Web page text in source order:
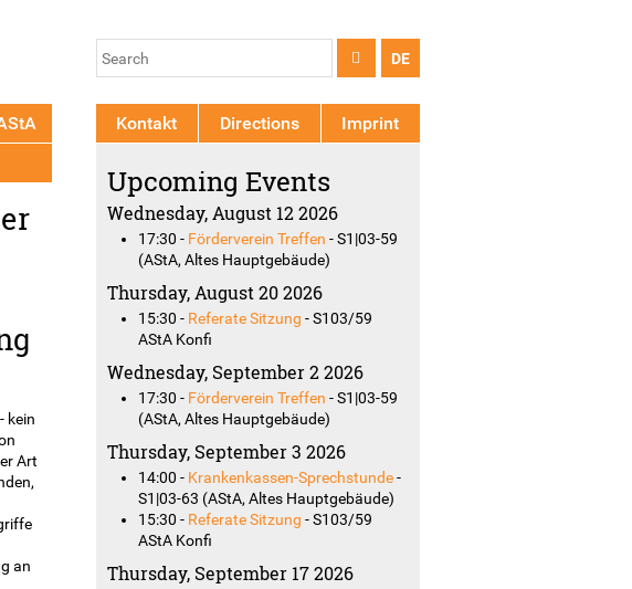
DE
Search
form
Search
kein
Art
an
Kontakt Directions Imprint
Upcoming Events
Wednesday, August 12 2026
17:30 - Förderverein Treffen -S1|03-59
(AStA, Altes Hauptgebäude)
Thursday, August 20 2026
15:30 - Referate Sitzung -S103/59
AStA Konfi
Wednesday, September 2 2026
17:30 - Förderverein Treffen -S1|03-59
(AStA, Altes Hauptgebäude)
Thursday, September 3 2026
14:00 - Krankenkassen-Sprechstunde -
S1|03-63 (AStA, Altes Hauptgebäude)
15:30 - Referate Sitzung -S103/59
AStA Konfi
Thursday, September 17 2026